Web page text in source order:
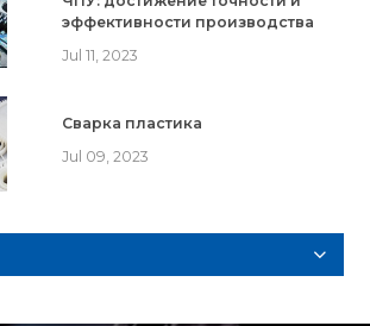
эффективности производства
Jul 11, 2023
Сварка пластика
Jul 09, 2023